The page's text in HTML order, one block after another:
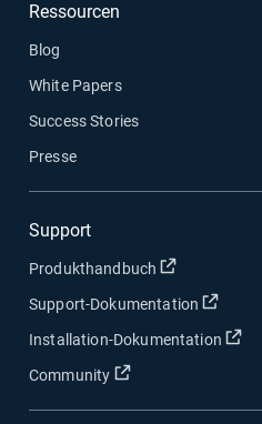
Ressourcen
Blog
White Papers
Success Stories
Presse
Support
Produkthandbuch In neuem
Support-Dokumentation In
Installation-Dokumentation In
Community In neuem Fenster